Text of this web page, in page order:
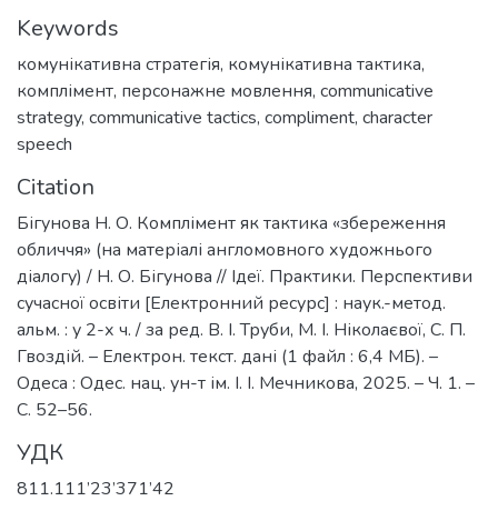
Keywords
комунікативна стратегія, комунікативна тактика,
комплімент, персонажне мовлення, communicative
strategy, communicative tactics, compliment, character
speech
Citation
Бігунова Н. О. Комплімент як тактика «збереження
обличчя» (на матеріалі англомовного художнього
діалогу) / Н. О. Бігунова // Ідеї. Практики. Перспективи
сучасної освіти [Електронний ресурс] : наук.-метод.
альм. : у 2-х ч. / за ред. В. І. Труби, М. І. Ніколаєвої, С. П.
Гвоздій. – Електрон. текст. дані (1 файл : 6,4 МБ). –
Одеса : Одес. нац. ун-т ім. І. І. Мечникова, 2025. – Ч. 1. –
С. 52–56.
УДК
811.111’23’371’42